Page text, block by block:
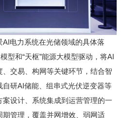
AI电力系统在光储领域的具体落
型和“天枢”能源大模型驱动，将AI
交易、构网等关键环节，结合智
自研AI储能、组串式光伏逆变器等
设计、系统集成到运营管理的一
期管理，覆盖并网增效、弱网适